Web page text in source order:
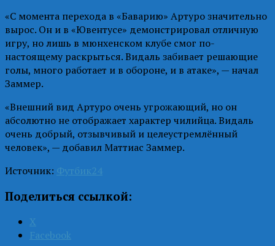
«С момента перехода в «Баварию» Артуро значительно
вырос. Он и в «Ювентусе» демонстрировал отличную
игру, но лишь в мюнхенском клубе смог по-
настоящему раскрыться. Видаль забивает решающие
голы, много работает и в обороне, и в атаке», — начал
Заммер.
«Внешний вид Артуро очень угрожающий, но он
абсолютно не отображает характер чилийца. Видаль
очень добрый, отзывчивый и целеустремлённый
человек», — добавил Маттиас Заммер.
Источник: Футбик24
Поделиться ссылкой:
X
Facebook